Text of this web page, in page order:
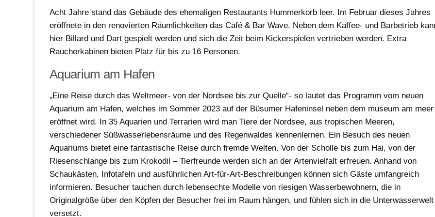
Acht Jahre stand das Gebäude des ehemaligen Restaurants Hummerkorb leer. Im Februar dieses Jahres
eröffnete in den renovierten Räumlichkeiten das Café & Bar Wave. Neben dem Kaffee- und Barbetrieb
hier Billard und Dart gespielt werden und sich die Zeit beim Kickerspielen vertrieben werden. Extra
Raucherkabinen bieten Platz für bis zu 16 Personen.
Aquarium am Hafen
„Eine Reise durch das Weltmeer- von der Nordsee bis zur Quelle“- so lautet das Programm vom neuen
Aquarium am Hafen, welches im Sommer 2023 auf der Büsumer Hafeninsel neben dem museum am meer
eröffnet wird. In 35 Aquarien und Terrarien wird man Tiere der Nordsee, aus tropischen Meeren,
verschiedener Süßwasserlebensräume und des Regenwaldes kennenlernen. Ein Besuch des neuen
Aquariums bietet eine fantastische Reise durch fremde Welten. Von der Scholle bis zum Hai, von der
Riesenschlange bis zum Krokodil – Tierfreunde werden sich an der Artenvielfalt erfreuen. Anhand von
Schaukästen, Infotafeln und ausführlichen Art-für-Art-Beschreibungen können sich Gäste umfangreich
informieren. Besucher tauchen durch lebensechte Modelle von riesigen Wasserbewohnern, die in
Originalgröße über den Köpfen der Besucher frei im Raum hängen, und fühlen sich in die Unterwasserwelt
versetzt.